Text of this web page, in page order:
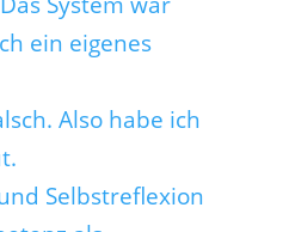
Also habe ich